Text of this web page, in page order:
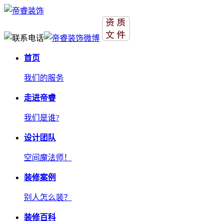
首页
我们的服务
走进帝睿
我们是谁?
设计团队
空间魔法师！
装修案例
别人怎么装？
装修百科